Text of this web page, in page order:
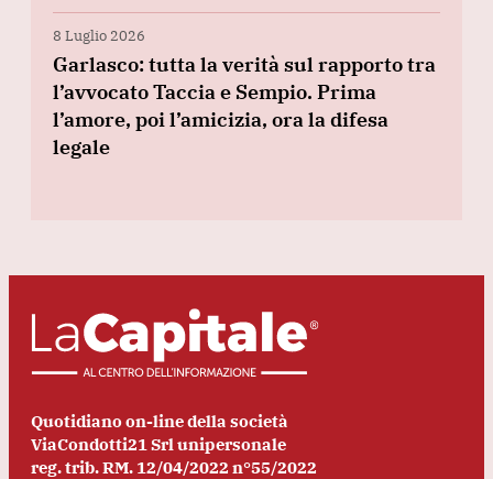
8 Luglio 2026
Garlasco: tutta la verità sul rapporto tra
l’avvocato Taccia e Sempio. Prima
l’amore, poi l’amicizia, ora la difesa
legale
Quotidiano on-line della società
ViaCondotti21 Srl unipersonale
reg. trib. RM. 12/04/2022 n°55/2022